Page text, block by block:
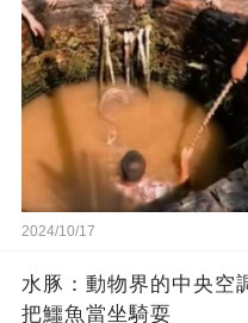
2024/10/17
水豚：動物界的中央空
把鱷魚當坐騎耍